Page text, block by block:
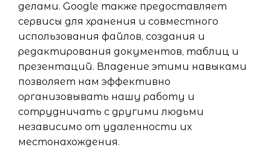
делами. Google также предоставляет
сервисы для хранения и совместного
использования файлов, создания и
редактирования документов, таблиц и
презентаций. Владение этими навыками
позволяет нам эффективно
организовывать нашу работу и
сотрудничать с другими людьми
независимо от удаленности их
местонахождения.